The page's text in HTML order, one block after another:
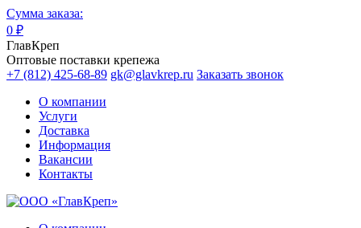
Сумма заказа:
0 ₽
ГлавКреп
Оптовые поставки крепежа
+7 (812) 425-68-89 gk@glavkrep.ru Заказать звонок
О компании
Услуги
Доставка
Информация
Вакансии
Контакты